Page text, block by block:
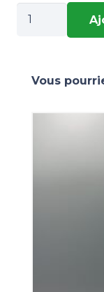
quantité
Vous